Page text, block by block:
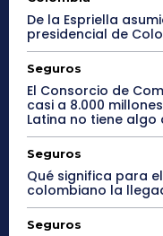
De la Espriella
presidencial de
Seguros
El Consorcio de
casi a 8.000
Latina no tiene algo
Seguros
Qué significa para
colombiano la
Seguros